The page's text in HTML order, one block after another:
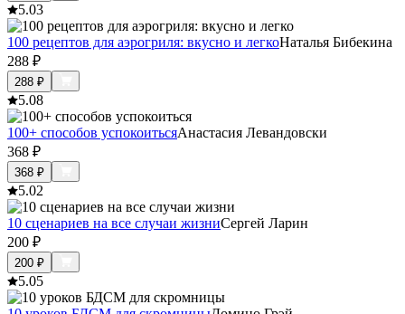
5.03
100 рецептов для аэрогриля: вкусно и легкоНаталья Бибекина
288 ₽
288 ₽
5.08
100+ способов успокоитьсяАнастасия Левандовски
368 ₽
368 ₽
5.02
10 сценариев на все случаи жизниСергей Ларин
200 ₽
200 ₽
5.05